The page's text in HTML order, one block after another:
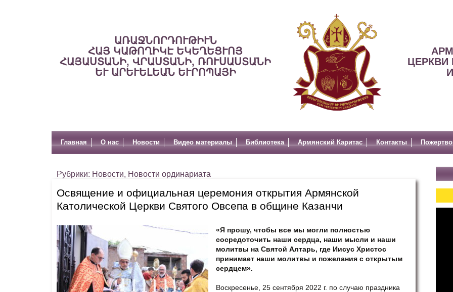
ԱՌԱՋՆՈՐԴՈՒԹԻՒՆ
ՀԱՅ ԿԱԹՈՂԻԿԷ ԵԿԵՂԵՑՒՈՅ
ՀԱՅԱՍՏԱՆԻ, ՎՐԱՍՏԱՆԻ, ՌՈՒՍԱՍՏԱՆԻ
ԵՒ ԱՐԵՒԵԼԵԱՆ ԵՒՐՈՊԱՅԻ
ЦЕРКВИ
Главная О нас Новости Видео материалы Библиотека Армянский Каритас Контакты
Рубрики: Новости, Новости ординариата
Освящение и официальная церемония открытия Армянской
Католической Церкви Святого Овсепа в общине Казанчи
«Я прошу, чтобы все мы могли полностью
сосредоточить наши сердца, наши мысли и наши
молитвы на Святой Алтарь, где Иисус Христос
принимает наши молитвы и пожелания с открытым
сердцем».
Воскресенье, 25 сентября 2022 г. по случаю праздника